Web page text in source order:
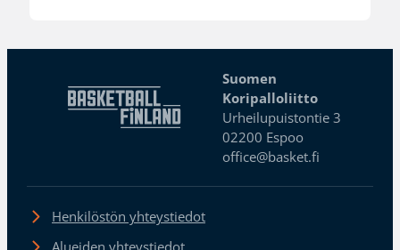
Suomen
Koripalloliitto
Urheilupuistontie 3
02200 Espoo
office@basket.fi
Henkilöstön yhteystiedot
Alueiden yhteystiedot